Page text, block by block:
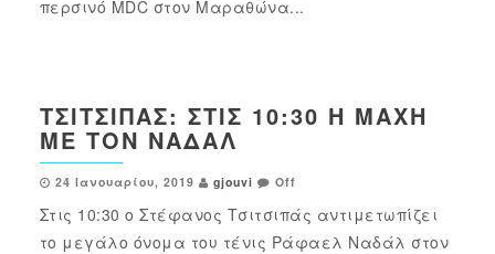
περσινό MDC στον Μαραθώνα...
ΤΣΙΤΣΙΠΆΣ: ΣΤΙΣ 10:30 Η ΜΆΧΗ
ΜΕ ΤΟΝ ΝΑΔΆΛ
24 Ιανουαρίου, 2019 gjouvi Off
Στις 10:30 ο Στέφανος Τσιτσιπάς αντιμετωπίζει
το μεγάλο όνομα του τένις Ράφαελ Ναδάλ στον